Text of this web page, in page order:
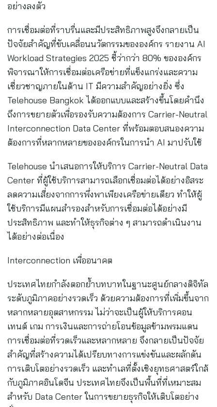
อย่างลงตัว
การเชื่อมต่อที่ราบรื่นและมีประสิทธิภาพสูงจึงกลายเป็น
ปัจจัยสำคัญที่ขับเคลื่อนนวัตกรรมขององค์กร รายงาน AI
Workload Strategies 2025 ชี้ว่ากว่า 80% ขององค์กร
พิจารณาให้การเชื่อมต่อเครือข่ายที่แข็งแกร่งและความ
เชี่ยวชาญภายในด้าน IT มีความสำคัญอย่างยิ่ง ซึ่ง
Telehouse Bangkok ได้ออกแบบและสร้างขึ้นโดยคำนึง
ถึงการขยายตัวเพื่อรองรับความต้องการ Carrier-Neutral
Interconnection Data Center ที่พร้อมตอบสนองความ
ต้องการที่หลากหลายขององค์กรในการนำ AI มาปรับใช้
Telehouse นำเสนอการให้บริการ Carrier-Neutral Data
Center ที่ผู้ใช้บริการสามารถเลือกเชื่อมต่อได้อย่างอิสระ
ลดความเสี่ยงจากการพึ่งพาเพียงเครือข่ายเดียว ทำให้ผู้
ใช้บริการมีแผนสำรองสำหรับการเชื่อมต่อได้อย่างมี
ประสิทธิภาพ และทำให้ธุรกิจต่าง ๆ สามารถดำเนินงาน
ได้อย่างต่อเนื่อง
Interconnection เพื่ออนาคต
ประเทศไทยกำลังตอกย้ำบทบาทในฐานะศูนย์กลางดิจิทัล
ระดับภูมิภาคอย่างรวดเร็ว ด้วยความต้องการที่เพิ่มขึ้นจาก
หลากหลายอุตสาหกรรม ไม่ว่าจะเป็นผู้ให้บริการคอน
เทนต์ เกม การเงินและการถ่ายโอนข้อมูลข้ามพรมแดน
การเชื่อมต่อที่รวดเร็วและหลากหลาย จึงกลายเป็นปัจจัย
สำคัญที่สร้างความได้เปรียบทางการแข่งขันและผลักดัน
การเติบโตอย่างรวดเร็ว และทำเลที่ตั้งเชิงยุทธศาสตร์ใกล้
กับภูมิภาคอินโดจีน ประเทศไทยจึงเป็นพื้นที่ที่เหมาะสม
สำหรับ Data Center ในการขยายธุรกิจให้เติบโตอย่าง